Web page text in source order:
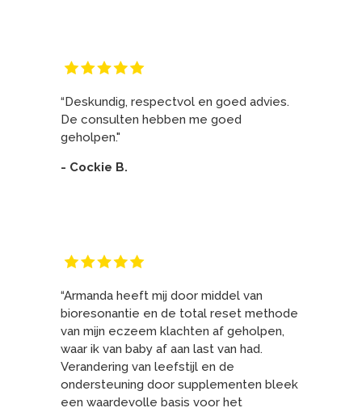
“Deskundig, respectvol en goed advies.
De consulten hebben me goed
geholpen."
- Cockie B.
“Armanda heeft mij door middel van
bioresonantie en de total reset methode
van mijn eczeem klachten af geholpen,
waar ik van baby af aan last van had.
Verandering van leefstijl en de
ondersteuning door supplementen bleek
een waardevolle basis voor het